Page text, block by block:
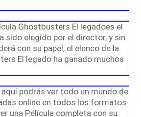
Ghostbusters El legadoes el
sido elegido por el director, y sin
con su papel, el elenco de la
El legado ha ganado muchos
podrás ver todo un mundo de
online en todos los formatos
una Película completa con su